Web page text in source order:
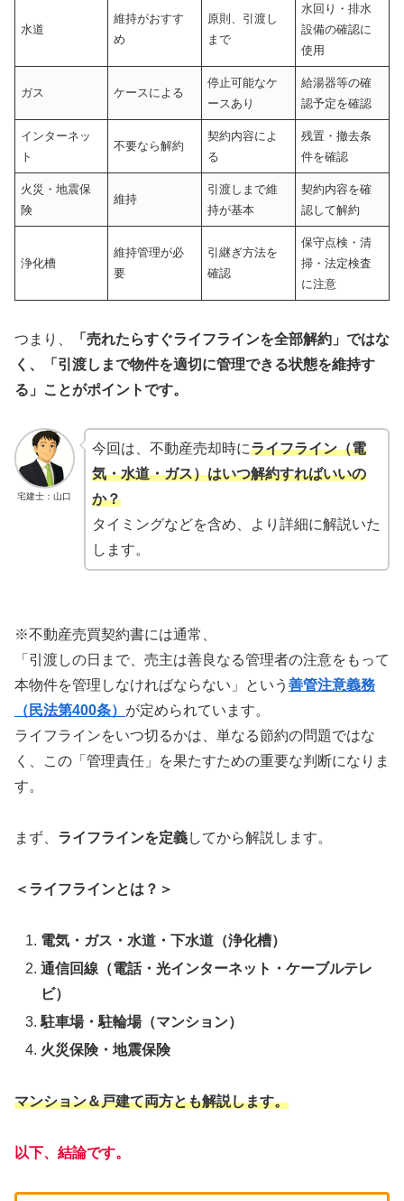
水道
維持がおすす
め
原則、引渡し
まで
水回り・排水
設備の確認に
使用
ガス ケースによる
停止可能なケ
ースあり
給湯器等の確
認予定を確認
インターネッ
ト
不要なら解約
契約内容によ
る
残置・撤去条
件を確認
火災・地震保
険
維持
引渡しまで維
持が基本
契約内容を確
認して解約
浄化槽
維持管理が必
要
引継ぎ方法を
確認
保守点検・清
掃・法定検査
に注意
つまり、
「売れたらすぐライフラインを全部解約」ではな
く、「引渡しまで物件を適切に管理できる状態を維持す
る」ことがポイントです。
宅建士：山口
今回は、不動産売却時にライフライン（電
気・水道・ガス）はいつ解約すればいいの
か？
タイミングなどを含め、より詳細に解説いた
します。
※不動産売買契約書には通常、
「引渡しの日まで、売主は善良なる管理者の注意をもって
本物件を管理しなければならない」という 善管注意義務
（民法第400条） が定められています。
ライフラインをいつ切るかは、単なる節約の問題ではな
く、この「管理責任」を果たすための重要な判断になりま
す。
まず、 ライフラインを定義してから解説します。
＜ライフラインとは？＞
電気・ガス・水道・下水道（浄化槽）
通信回線（電話・光インターネット・ケーブルテレ
ビ）
駐車場・駐輪場（マンション）
火災保険・地震保険
マンション＆戸建て両方とも解説します。
以下、結論です。